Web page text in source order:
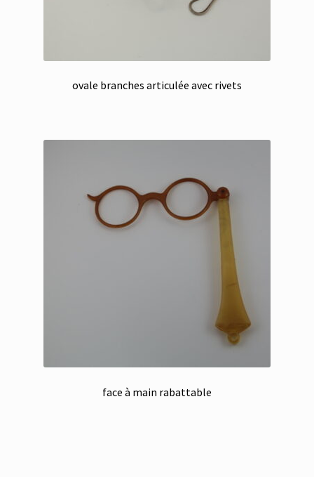
ovale branches articulée avec rivets
face à main rabattable